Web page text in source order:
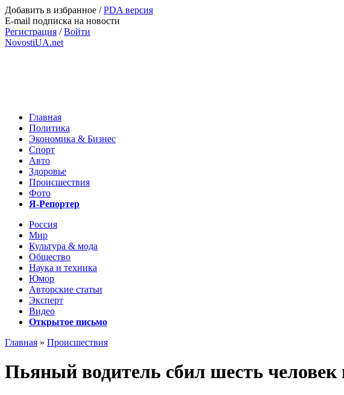
Добавить в избранное /PDA версия
E-mail подписка на новости
Регистрация /Войти
NovostiUA.net
Главная
Политика
Экономика & Бизнес
Спорт
Авто
Здоровье
Происшествия
Фото
Я-Репортер
Россия
Мир
Культура & мода
Общество
Наука и техника
Юмор
Авторские статьи
Эксперт
Видео
Открытое письмо
Главная » Происшествия
Пьяный водитель сбил шесть